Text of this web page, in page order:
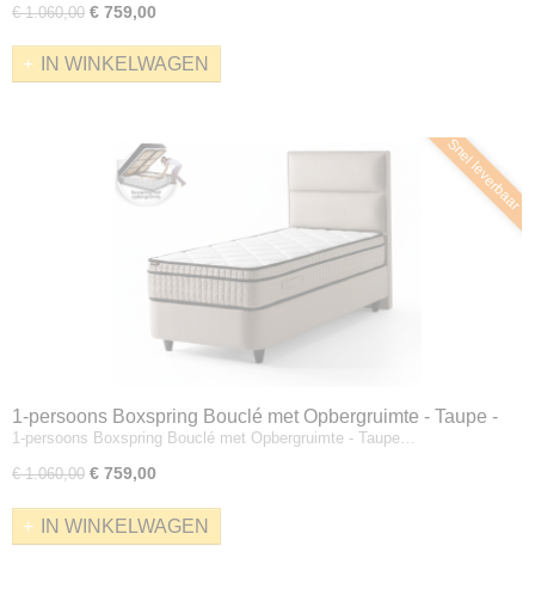
€ 1.060,00 € 759,00
IN WINKELWAGEN
Snel leverbaar
1-persoons Boxspring Bouclé met Opbergruimte - Taupe -
Incl. Matras
1-persoons Boxspring Bouclé met Opbergruimte - Taupe…
€ 1.060,00 € 759,00
IN WINKELWAGEN